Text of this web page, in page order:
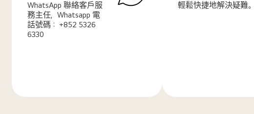
WhatsApp 聯絡客戶服
務主任，Whatsapp 電
話號碼： +852 5326
6330
輕鬆快捷地解決疑難。